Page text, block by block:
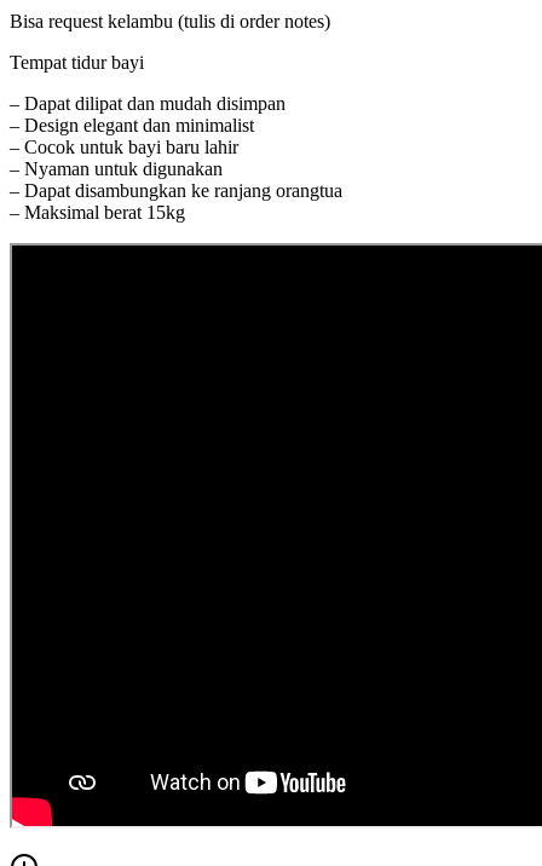
Bisa request kelambu (tulis di order notes)
Tempat tidur bayi
– Dapat dilipat dan mudah disimpan
– Design elegant dan minimalist
– Cocok untuk bayi baru lahir
– Nyaman untuk digunakan
– Dapat disambungkan ke ranjang orangtua
– Maksimal berat 15kg